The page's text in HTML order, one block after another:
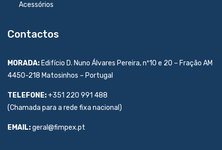
Acessórios
Contactos
MORADA:Edifício D. Nuno Álvares Pereira, nº10 e 20 – Fração AM
4450-218 Matosinhos – Portugal
TELEFONE:+351 220 991 488
(Chamada para a rede fixa nacional)
EMAIL:geral@fimpex.pt